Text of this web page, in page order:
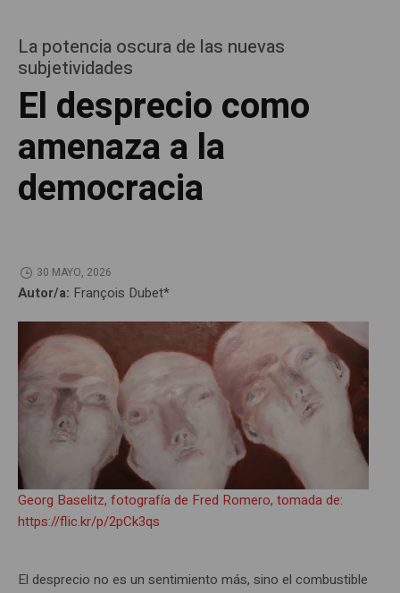
La potencia oscura de las nuevas
subjetividades
El desprecio como
amenaza a la
democracia
30 MAYO, 2026
Autor/a: François Dubet*
Georg Baselitz, fotografía de Fred Romero, tomada de:
https://flic.kr/p/2pCk3qs
El desprecio no es un sentimiento más, sino el combustible